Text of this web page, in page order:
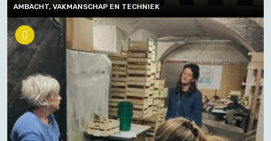
AMBACHT, VAKMANSCHAP EN TECHNIEK